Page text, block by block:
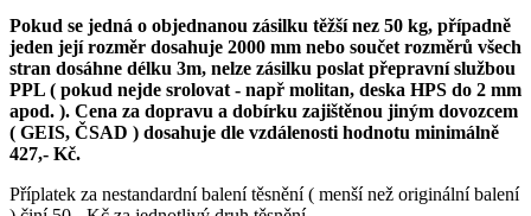
Pokud se jedná o objednanou zásilku těžší nez 50 kg, případně
jeden její rozměr dosahuje 2000 mm nebo součet rozměrů všech
stran dosáhne délku 3m, nelze zásilku poslat přepravní službou
PPL ( pokud nejde srolovat - např molitan, deska HPS do 2 mm
apod. ). Cena za dopravu a dobírku zajištěnou jiným dovozcem
( GEIS, ČSAD ) dosahuje dle vzdálenosti hodnotu minimálně
427,- Kč.
Příplatek za nestandardní balení těsnění ( menší než originální balení